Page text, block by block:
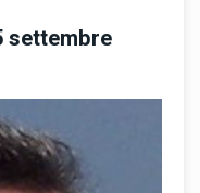
settembre